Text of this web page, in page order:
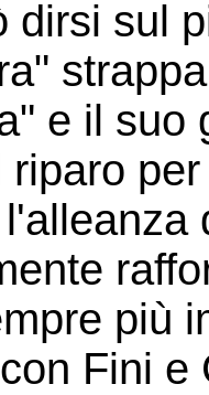
dirsi sul
e il suo
più
Fini